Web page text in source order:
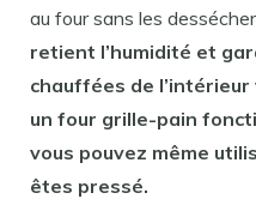
au four sans les dessécher
retient l’humidité et
chauffées de l’intérieur
un four grille-pain
vous pouvez même
êtes pressé.